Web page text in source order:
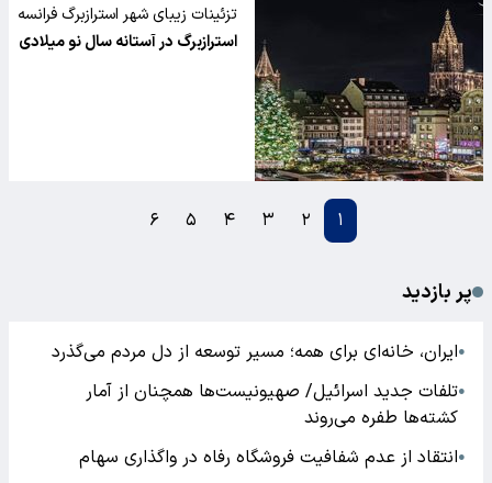
تزئینات زیبای شهر استرازبرگ فرانسه
در فرا رسیدن سال نو میلادی جهانی
استرازبرگ در آستانه سال نو میلادی
۱ ۲ ۳ ۴ ۵ ۶
پر بازدید
●ایران، خانه‌ای برای همه؛ مسیر توسعه از دل مردم می‌گذرد
●تلفات جدید اسرائیل/ صهیونیست‌ها همچنان از آمار
کشته‌ها طفره می‌روند
●انتقاد از عدم شفافیت فروشگاه رفاه در واگذاری سهام